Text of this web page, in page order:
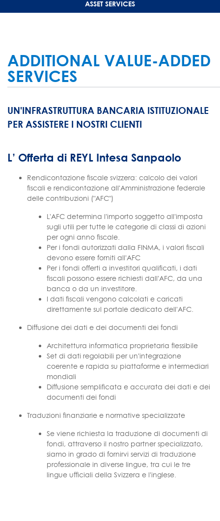
ASSET SERVICES
ADDITIONAL VALUE-ADDED
SERVICES
UN'INFRASTRUTTURA BANCARIA ISTITUZIONALE
PER ASSISTERE I NOSTRI CLIENTI
L’ Offerta di REYL Intesa Sanpaolo
Rendicontazione fiscale svizzera: calcolo dei valori
fiscali e rendicontazione all'Amministrazione federale
delle contribuzioni ("AFC")
L'AFC determina l'importo soggetto all'imposta
sugli utili per tutte le categorie di classi di azioni
per ogni anno fiscale.
Per i fondi autorizzati dalla FINMA, i valori fiscali
devono essere forniti all'AFC
Per i fondi offerti a investitori qualificati, i dati
fiscali possono essere richiesti dall'AFC, da una
banca o da un investitore.
I dati fiscali vengono calcolati e caricati
direttamente sul portale dedicato dell'AFC.
Diffusione dei dati e dei documenti dei fondi
Architettura informatica proprietaria flessibile
Set di dati regolabili per un'integrazione
coerente e rapida su piattaforme e intermediari
mondiali
Diffusione semplificata e accurata dei dati e dei
documenti dei fondi
Traduzioni finanziarie e normative specializzate
Se viene richiesta la traduzione di documenti di
fondi, attraverso il nostro partner specializzato,
siamo in grado di fornirvi servizi di traduzione
professionale in diverse lingue, tra cui le tre
lingue ufficiali della Svizzera e l'inglese.